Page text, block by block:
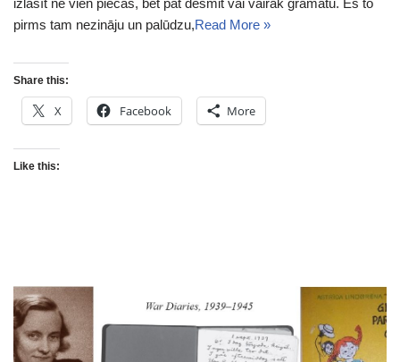
pirms tam nezināju un palūdzu,Read More »
Share this:
X Facebook More
Like this: